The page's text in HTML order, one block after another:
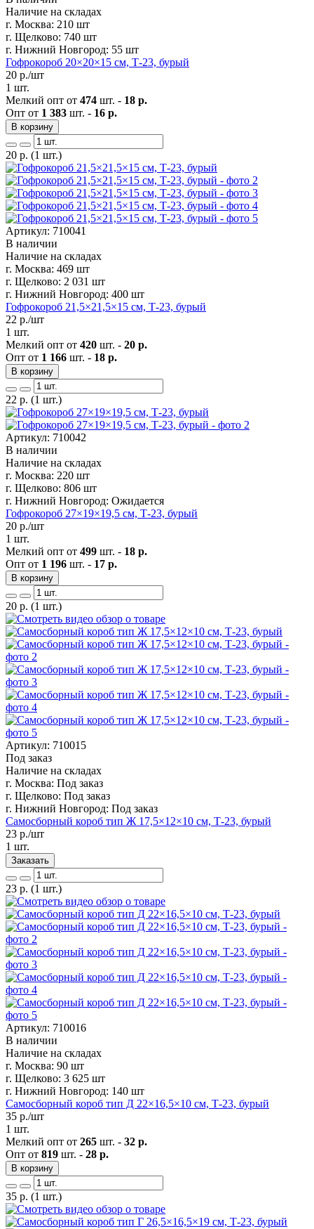
Наличие на складах
г. Москва: 210 шт
г. Щелково: 740 шт
г. Нижний Новгород: 55 шт
Гофрокороб 20×20×15 см, Т-23, бурый
20 р./шт
1 шт.
Мелкий опт от 474 шт. - 18 р.
Опт от 1 383 шт. - 16 р.
В корзину
20 р. (1 шт.)
Артикул: 710041
В наличии
Наличие на складах
г. Москва: 469 шт
г. Щелково: 2 031 шт
г. Нижний Новгород: 400 шт
Гофрокороб 21,5×21,5×15 см, Т-23, бурый
22 р./шт
1 шт.
Мелкий опт от 420 шт. - 20 р.
Опт от 1 166 шт. - 18 р.
В корзину
22 р. (1 шт.)
Артикул: 710042
В наличии
Наличие на складах
г. Москва: 220 шт
г. Щелково: 806 шт
г. Нижний Новгород: Ожидается
Гофрокороб 27×19×19,5 см, Т-23, бурый
20 р./шт
1 шт.
Мелкий опт от 499 шт. - 18 р.
Опт от 1 196 шт. - 17 р.
В корзину
20 р. (1 шт.)
Артикул: 710015
Под заказ
Наличие на складах
г. Москва: Под заказ
г. Щелково: Под заказ
г. Нижний Новгород: Под заказ
Самосборный короб тип Ж 17,5×12×10 см, Т-23, бурый
23 р./шт
1 шт.
Заказать
23 р. (1 шт.)
Артикул: 710016
В наличии
Наличие на складах
г. Москва: 90 шт
г. Щелково: 3 625 шт
г. Нижний Новгород: 140 шт
Самосборный короб тип Д 22×16,5×10 см, Т-23, бурый
35 р./шт
1 шт.
Мелкий опт от 265 шт. - 32 р.
Опт от 819 шт. - 28 р.
В корзину
35 р. (1 шт.)